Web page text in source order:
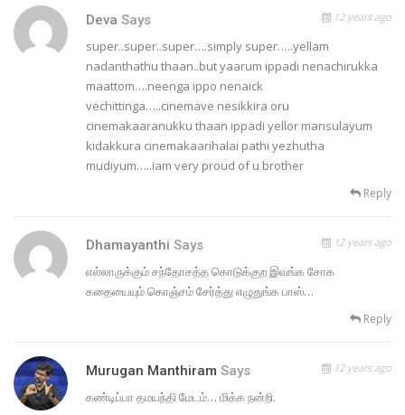
Deva Says 12 years ago
super..super..super….simply super…..yellam
nadanthathu thaan..but yaarum ippadi nenachirukka
maattom….neenga ippo nenaick
vechittinga…..cinemave nesikkira oru
cinemakaaranukku thaan ippadi yellor mansulayum
kidakkura cinemakaarihalai pathi yezhutha
mudiyum…..iam very proud of u brother
Reply
Dhamayanthi Says 12 years ago
எல்லாருக்கும் சந்தோசத்த கொடுக்குற இவங்க சோக
கதையையும் கொஞ்சம் சேர்த்து எழுதுங்க பாஸ்…
Reply
Murugan Manthiram Says 12 years ago
கண்டிப்பா தமயந்தி மேடம்… மிக்க நன்றி.